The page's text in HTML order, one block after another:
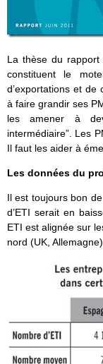
La thèse du
constituent le
d’exportations et de
à faire grandir ses
les amener à
intermédiaire”. Les
Il faut les aider à
Les données du
Il est toujours bon
d’ETI serait en
ETI est alignée sur
nord (UK, Allemagne).